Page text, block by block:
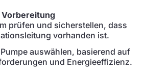
Vorbereitung
prüfen und sicherstellen, dass
vorhanden ist.
auswählen, basierend auf
und Energieeffizienz.